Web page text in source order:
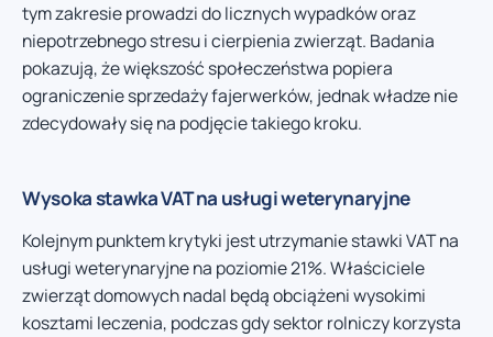
tym zakresie prowadzi do licznych wypadków oraz
niepotrzebnego stresu i cierpienia zwierząt. Badania
pokazują, że większość społeczeństwa popiera
ograniczenie sprzedaży fajerwerków, jednak władze nie
zdecydowały się na podjęcie takiego kroku.
Wysoka stawka VAT na usługi weterynaryjne
Kolejnym punktem krytyki jest utrzymanie stawki VAT na
usługi weterynaryjne na poziomie 21%. Właściciele
zwierząt domowych nadal będą obciążeni wysokimi
kosztami leczenia, podczas gdy sektor rolniczy korzysta